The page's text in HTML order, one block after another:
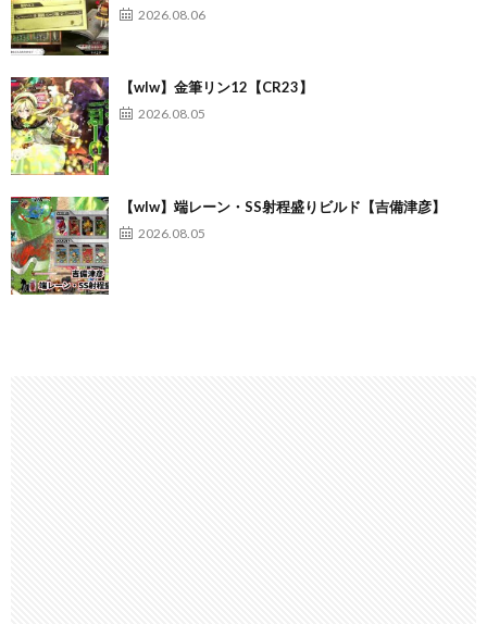
2026.08.06
【wlw】金筆リン12【CR23】
2026.08.05
【wlw】端レーン・SS射程盛りビルド【吉備津彦】
2026.08.05